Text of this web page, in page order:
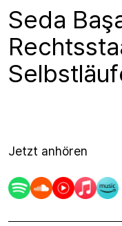
Seda
Jetzt anhören